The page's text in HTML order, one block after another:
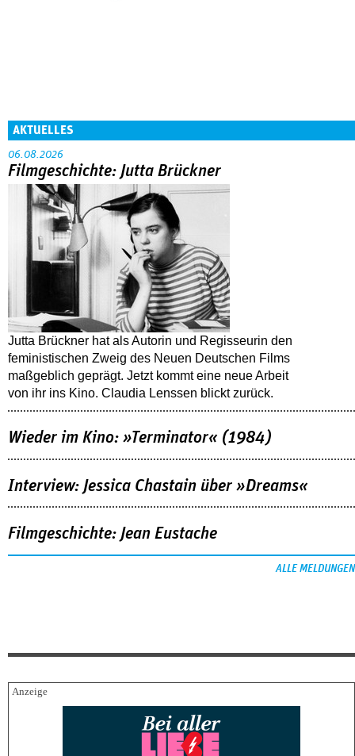
AKTUELLES
06.08.2026
Filmgeschichte: Jutta Brückner
Jutta Brückner hat als Autorin und Regisseurin den
feministischen Zweig des Neuen Deutschen Films
maßgeblich geprägt. Jetzt kommt eine neue Arbeit
von ihr ins Kino. Claudia Lenssen blickt zurück.
Wieder im Kino: »Terminator« (1984)
Interview: Jessica Chastain über »Dreams«
Filmgeschichte: Jean Eustache
ALLE MELDUNGEN